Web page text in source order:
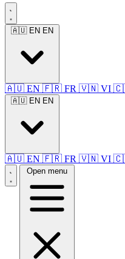
🇦🇺 EN EN
🇦🇺 EN 🇫🇷 FR 🇻🇳 VI
🇦🇺 EN EN
🇦🇺 EN 🇫🇷 FR 🇻🇳 VI
Open menu